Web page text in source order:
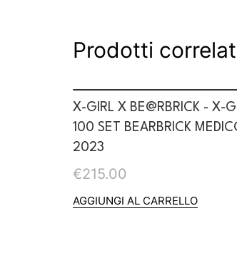
Prodotti
X-GIRL X BE@RBRICK - X-
100 SET BEARBRICK
2023
€215.00
AGGIUNGI AL CARRELLO